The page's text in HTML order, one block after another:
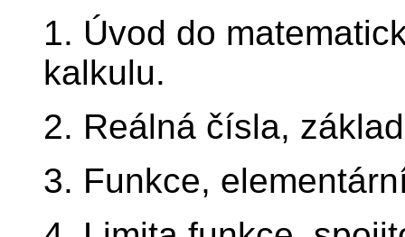
1. Úvod do
kalkulu.
2. Reálná čísla,
3. Funkce,